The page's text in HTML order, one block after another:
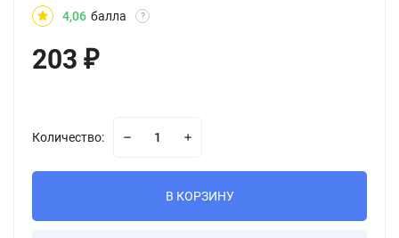
4,06 балла ?
203 ₽
Количество:
В КОРЗИНУ